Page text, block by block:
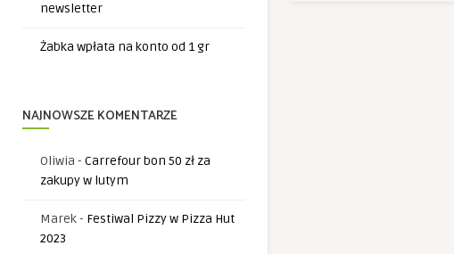
newsletter
Żabka wpłata na konto od 1 gr
NAJNOWSZE KOMENTARZE
Oliwia - Carrefour bon 50 zł za
zakupy w lutym
Marek- Festiwal Pizzy w Pizza Hut
2023